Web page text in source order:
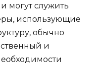
могут служить
использующие
обычно
и